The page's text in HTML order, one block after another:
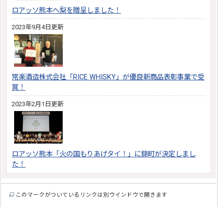
ロアッソ熊本へ梨を贈呈しました！
2023年9月4日更新
常楽酒造株式会社「RICE WHISKY」が優良新商品表彰事業で受
賞！
2023年2月1日更新
ロアッソ熊本「火の国もりあげタイ！」に錦町が決定しまし
た！
このマークがついているリンクは別ウインドウで開きます